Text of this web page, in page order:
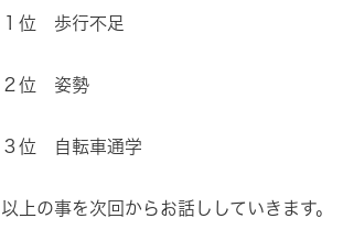
１位 歩行不足
２位 姿勢
３位 自転車通学
以上の事を次回からお話ししていきます。